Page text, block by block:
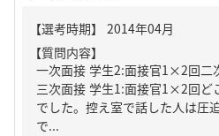
【質問内容】
一次面接 学生2:面接官1×2回二次面接 学生2:面接官1×2回
三次面接 学生1:面接官1×2回どこの企業でも聞かれる内容
でした。控え室で話した人は圧
で...